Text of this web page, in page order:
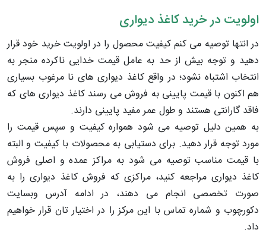
اولویت در خرید کاغذ دیواری
در انتها توصیه می کنم کیفیت محصول را در اولویت خرید خود قرار
دهید و توجه بیش از حد به عامل قیمت خدایی ناکرده منجر به
انتخاب اشتباه نشود؛ در واقع کاغذ دیواری های نا مرغوب بسیاری
هم اکنون با قیمت پایینی به فروش می رسند کاغذ دیواری های که
فاقد گارانتی هستند و طول عمر مفید پایینی دارند.
به همین دلیل توصیه می شود همواره کیفیت و سپس قیمت را
مورد توجه قرار دهید. برای دستیابی به محصولات با کیفیت و البته
با قیمت مناسب توصیه می شود به مراکز عمده و اصلی فروش
کاغذ دیواری مراجعه کنید، مراکزی که فروش کاغذ دیواری را به
صورت تخصصی انجام می دهند، در ادامه آدرس وبسایت
دکورچوب و شماره تماس با این مرکز را در اختیار تان قرار خواهیم
داد.